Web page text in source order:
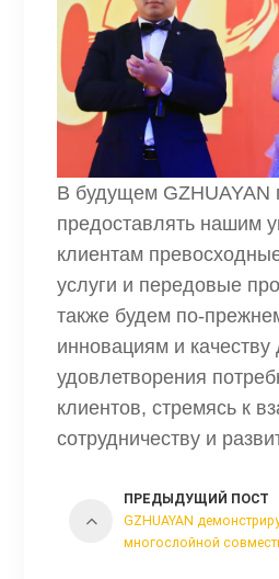
В будущем GZHUAYAN
предоставлять нашим
клиентам
услуги и передовые
также будем по-
инновациям и качеству
удовлетворения
клиентов, стремясь к
сотрудничеству и
ПРЕДЫДУЩИЙ ПОСТ
GZHUAYAN
многослойной